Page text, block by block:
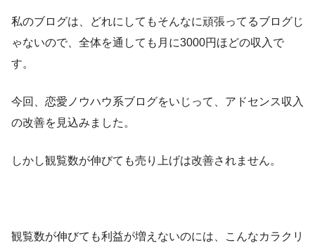
私のブログは、どれにしてもそんなに頑張ってるブログじ
ゃないので、全体を通しても月に3000円ほどの収入で
す。
今回、恋愛ノウハウ系ブログをいじって、アドセンス収入
の改善を見込みました。
しかし観覧数が伸びても売り上げは改善されません。
観覧数が伸びても利益が増えないのには、こんなカラクリ